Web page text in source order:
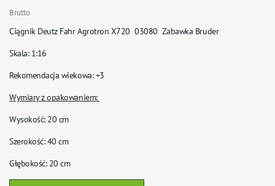
Brutto
Ciągnik Deutz Fahr Agrotron X720 03080 Zabawka Bruder
Skala: 1:16
Rekomendacja wiekowa: +3
Wymiary z opakowaniem:
Wysokość: 20 cm
Szerokość: 40 cm
Głębokość: 20 cm